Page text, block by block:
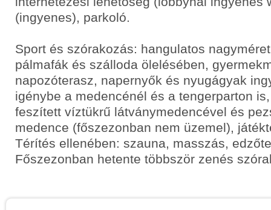
(ingyenes), parkoló.
Sport és szórakozás: hangulatos
pálmafák és szálloda ölelésében,
napozóterasz, napernyők és nyugágyak
igénybe a medencénél és a tengerparton
feszített víztükrű látványmedencével és
medence (főszezonban nem üzemel),
Térítés ellenében: szauna, masszás,
Főszezonban hetente többször zenés